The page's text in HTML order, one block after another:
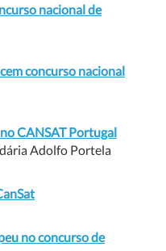
nacional de
concurso nacional
CANSAT Portugal
Adolfo Portela
no concurso de